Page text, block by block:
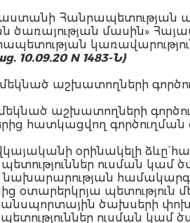
Հանրապետության
մասին»
10.09.20 N 1483-Ն)
աշխատողների
մեկնած աշխատողների
հատկացվող
օրինակելի ձևը`
ուսման
օտարերկրյա պետություն
ծախսերի
ուսման